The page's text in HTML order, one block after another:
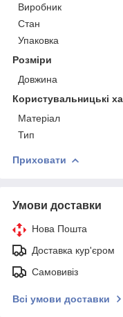
Виробник
Стан
Упаковка
Розміри
Довжина
Користувальницькі
Матеріал
Тип
Приховати
Умови доставки
Нова Пошта
Доставка кур'єром
Самовивіз
Всі умови доставки